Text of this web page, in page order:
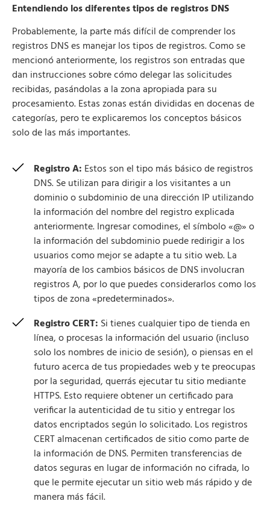
Entendiendo los diferentes tipos de registros DNS
Probablemente, la parte más difícil de comprender los
registros DNS es manejar los tipos de registros. Como se
mencionó anteriormente, los registros son entradas que
dan instrucciones sobre cómo delegar las solicitudes
recibidas, pasándolas a la zona apropiada para su
procesamiento. Estas zonas están divididas en docenas de
categorías, pero te explicaremos los conceptos básicos
solo de las más importantes.
Registro A: Estos son el tipo más básico de registros
DNS. Se utilizan para dirigir a los visitantes a un
dominio o subdominio de una dirección IP utilizando
la información del nombre del registro explicada
anteriormente. Ingresar comodines, el símbolo «@» o
la información del subdominio puede redirigir a los
usuarios como mejor se adapte a tu sitio web. La
mayoría de los cambios básicos de DNS involucran
registros A, por lo que puedes considerarlos como los
tipos de zona «predeterminados».
Registro CERT: Si tienes cualquier tipo de tienda en
línea, o procesas la información del usuario (incluso
solo los nombres de inicio de sesión), o piensas en el
futuro acerca de tus propiedades web y te preocupas
por la seguridad, querrás ejecutar tu sitio mediante
HTTPS. Esto requiere obtener un certificado para
verificar la autenticidad de tu sitio y entregar los
datos encriptados según lo solicitado. Los registros
CERT almacenan certificados de sitio como parte de
la información de DNS. Permiten transferencias de
datos seguras en lugar de información no cifrada, lo
que le permite ejecutar un sitio web más rápido y de
manera más fácil.